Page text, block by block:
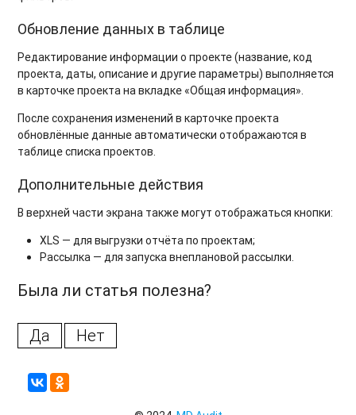
Обновление данных в таблице
Редактирование информации о проекте (название, код
проекта, даты, описание и другие параметры) выполняется
в карточке проекта на вкладке «Общая информация».
После сохранения изменений в карточке проекта
обновлённые данные автоматически отображаются в
таблице списка проектов.
Дополнительные действия
В верхней части экрана также могут отображаться кнопки:
XLS — для выгрузки отчёта по проектам;
Рассылка — для запуска внеплановой рассылки.
Была ли статья полезна?
Да Нет